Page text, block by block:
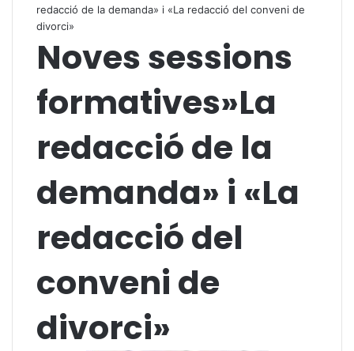
redacció de la demanda» i «La redacció del conveni de
divorci»
Noves sessions
formatives»La
redacció de la
demanda» i «La
redacció del
conveni de
divorci»